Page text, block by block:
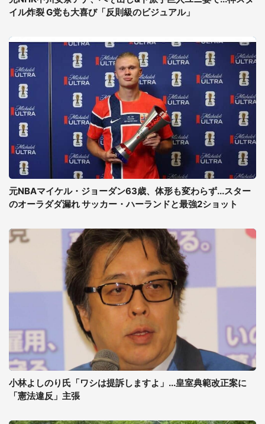
イル炸裂 G党も大喜び「反則級のビジュアル」
元NBAマイケル・ジョーダン63歳、体形も変わらず...スター
のオーラダダ漏れ サッカー・ハーランドと最強2ショット
小林よしのり氏「ワシは提訴しますよ」...皇室典範改正案に
「憲法違反」主張